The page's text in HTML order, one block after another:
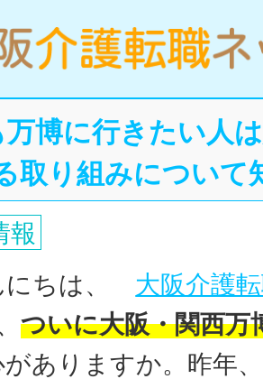
博に行きたい人
取り組みについて
報
にちは、 大阪介護
ついに大阪・関西万
がありますか。昨年